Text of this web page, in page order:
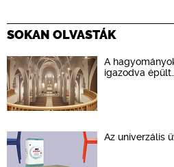
SOKAN OLVASTÁK
A
igazodva épült…
Az univerzális